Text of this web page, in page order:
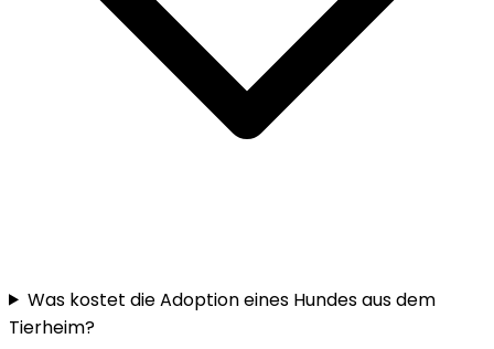
Was kostet die Adoption eines Hundes aus dem
Tierheim?